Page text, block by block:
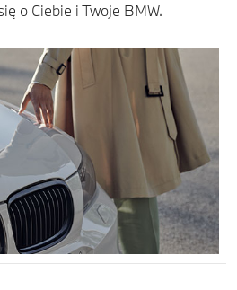
o Ciebie i Twoje BMW.